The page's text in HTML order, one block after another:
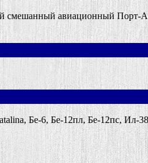
авиационный Порт-
Бе-6, Бе-12пл, Бе-12пс, Ил-